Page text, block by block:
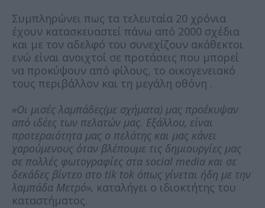
Συμπληρώνει πως τα τελευταία 20 χρόνια
έχουν κατασκευαστεί πάνω από 2000 σχέδια
και με τον αδελφό του συνεχίζουν ακάθεκτοι
ενώ είναι ανοιχτοί σε προτάσεις που μπορεί
να προκύψουν από φίλους, το οικογενειακό
τους περιβάλλον και τη μεγάλη οθόνη .
«Οι μισές λαμπάδες(με σχήματα) μας προέκυψαν
από ιδέες των πελατών μας. Εξάλλου, είναι
προτεραιότητα μας ο πελάτης και μας κάνει
χαρούμενους όταν βλέπουμε τις δημιουργίες μας
σε πολλές φωτογραφίες στα social media και σε
δεκάδες βίντεο στο tik tok όπως γίνεται ήδη με την
λαμπάδα Μετρό», καταλήγει ο ιδιοκτήτης του
καταστήματος.